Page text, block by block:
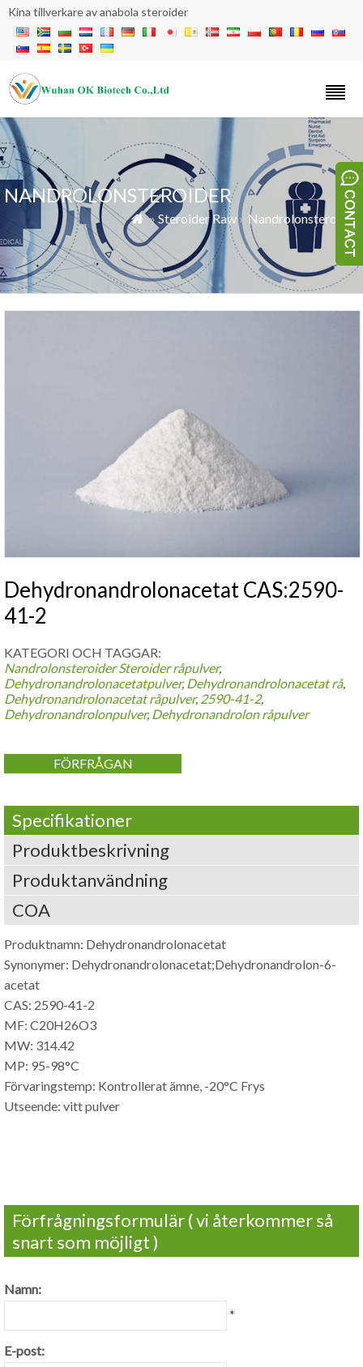
Kina tillverkare av anabola steroider
NANDROLONSTEROIDER
 » Steroider Raw» Nandrolonsteroider
Dehydronandrolonacetat CAS:2590-
41-2
KATEGORI OCH TAGGAR:
Nandrolonsteroider Steroider råpulver,
Dehydronandrolonacetatpulver, Dehydronandrolonacetat rå,
Dehydronandrolonacetat råpulver, 2590-41-2,
Dehydronandrolonpulver, Dehydronandrolon råpulver
FÖRFRÅGAN
Specifikationer
Produktbeskrivning
Produktanvändning
COA
Produktnamn: Dehydronandrolonacetat
Synonymer: Dehydronandrolonacetat;Dehydronandrolon-6-
acetat
CAS: 2590-41-2
MF: C20H26O3
MW: 314.42
MP: 95-98°C
Förvaringstemp: Kontrollerat ämne, -20°C Frys
Utseende: vitt pulver
Förfrågningsformulär ( vi återkommer så
snart som möjligt )
Namn:
*
E-post: